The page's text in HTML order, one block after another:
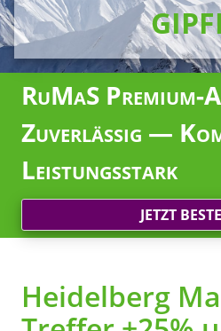
RuMaS Premium-
Zuverlässig —
Leistungsstark
JETZT
Heidelberg